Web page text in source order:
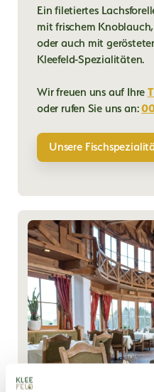
Ein filetiertes
mit frischem
oder auch mit
Kleefeld-Spezialitäten.
Wir freuen uns auf Ihre
oder rufen Sie uns an:
Unsere